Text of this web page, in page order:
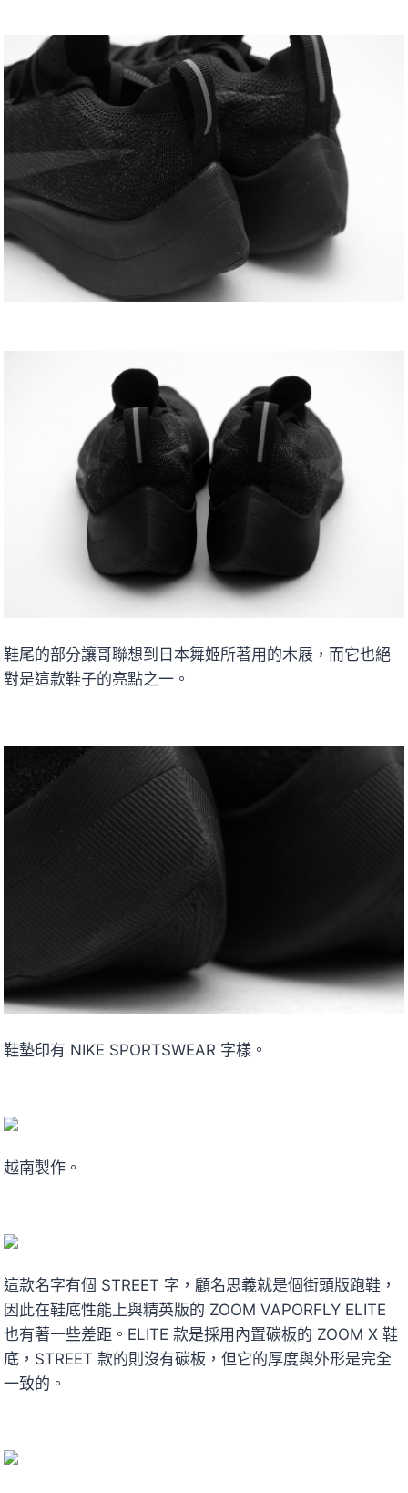
鞋尾的部分讓哥聯想到日本舞姬所著用的木屐，而它也絕
對是這款鞋子的亮點之一。
鞋墊印有 NIKE SPORTSWEAR 字樣。
越南製作。
這款名字有個 STREET 字，顧名思義就是個街頭版跑鞋，
因此在鞋底性能上與精英版的 ZOOM VAPORFLY ELITE
也有著一些差距。ELITE 款是採用內置碳板的 ZOOM X 鞋
底，STREET 款的則沒有碳板，但它的厚度與外形是完全
一致的。